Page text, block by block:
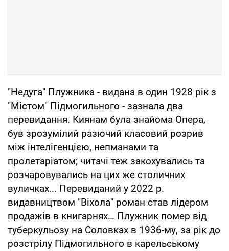
"Недуга" Плужника - видана в один 1928 рік з
"Містом" Підмогильного - зазнала два
перевидання. Киянам була знайома Опера,
був зрозумілий разючий класовий розрив
між інтелігенцією, непманами та
пролетаріатом; читачі теж закохувались та
розчаровувались на цих же столичних
вуличках... Перевиданий у 2022 р.
видавництвом "Віхола" роман став лідером
продажів в книгарнях… Плужник помер від
туберкульозу на Соловках в 1936-му, за рік до
розстрілу Підмогильного в карельському